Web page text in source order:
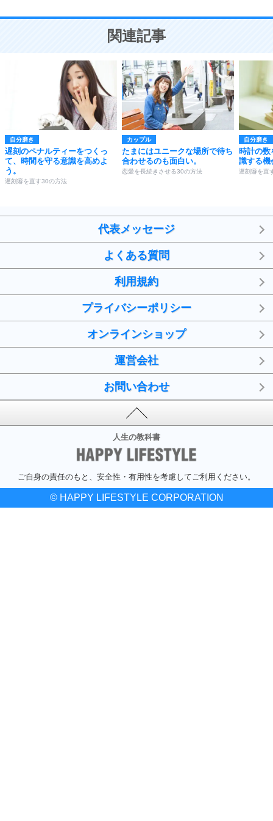
ことが大切。
関連記事
自分磨き
遅刻のペナルティーをつくっ
て、時間を守る意識を高めよ
う。
遅刻癖を直す30の方法
カップル
たまにはユニークな場所で待ち
合わせるのも面白い。
恋愛を長続きさせる30の方法
自分磨き
時計の数
識する機
遅刻癖を直
代表メッセージ
よくある質問
利用規約
プライバシーポリシー
オンラインショップ
運営会社
お問い合わせ
人生の教科書
ご自身の責任のもと、安全性・有用性を考慮してご利用ください。
© HAPPY LIFESTYLE CORPORATION